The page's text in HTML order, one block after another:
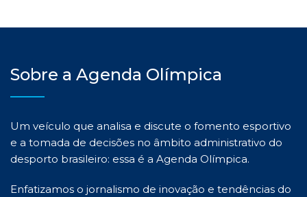
Sobre a Agenda Olímpica
Um veículo que analisa e discute o fomento esportivo
e a tomada de decisões no âmbito administrativo do
desporto brasileiro: essa é a Agenda Olímpica.
Enfatizamos o jornalismo de inovação e tendências do